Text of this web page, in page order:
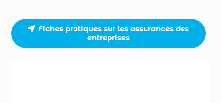
Fiches pratiques sur les assurances des
entreprises